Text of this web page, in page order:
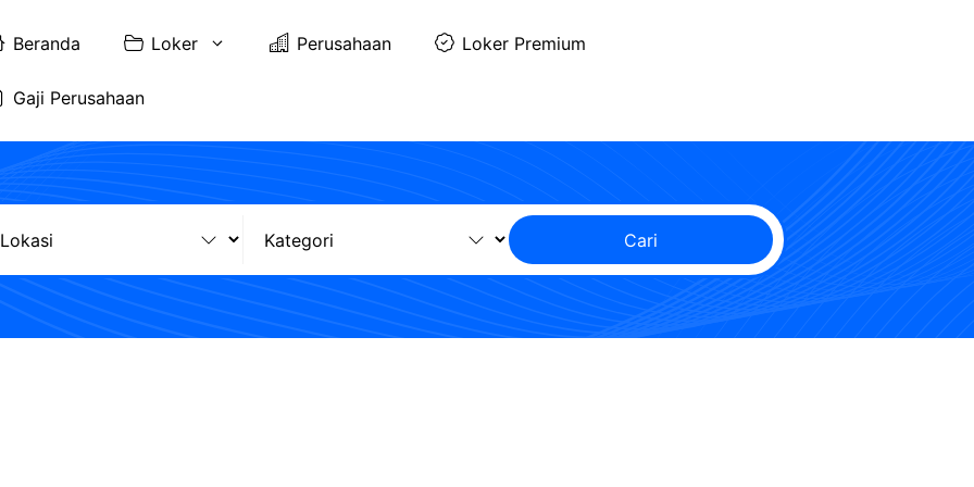
Beranda Loker Perusahaan Loker Premium
Gaji Perusahaan
Cari